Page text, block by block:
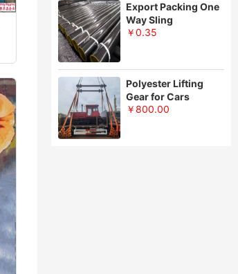
Export Packing One
Way Sling
￥0.35
Polyester Lifting
Gear for Cars
￥800.00